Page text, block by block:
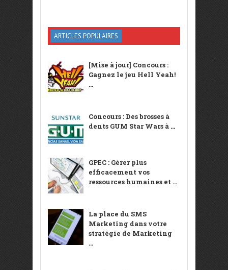
ARTICLES POPULAIRES
[Mise à jour] Concours :
Gagnez le jeu Hell Yeah!
...
Concours : Des brosses à
dents GUM Star Wars à ...
GPEC : Gérer plus
efficacement vos
ressources humaines et ...
La place du SMS
Marketing dans votre
stratégie de Marketing
...